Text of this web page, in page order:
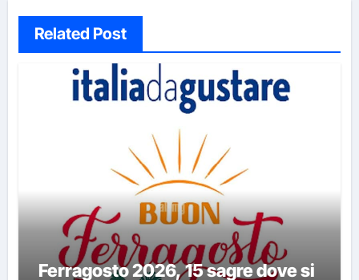
Related Post
Ferragosto 2026, 15 sagre dove si